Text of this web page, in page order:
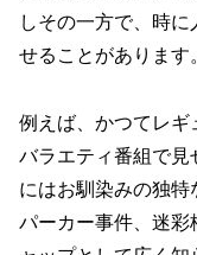
しその一方で、時に
せることがあります
例えば、かつてレ
バラエティ番組で見
にはお馴染みの独
パーカー事件、迷彩